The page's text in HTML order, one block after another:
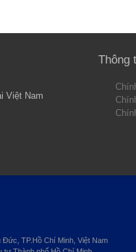
Việt Nam
Thông
TP.Hồ Chí Minh, Việt Nam